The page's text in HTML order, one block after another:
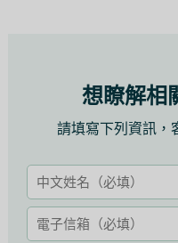
想瞭解相
請填寫下列資訊，